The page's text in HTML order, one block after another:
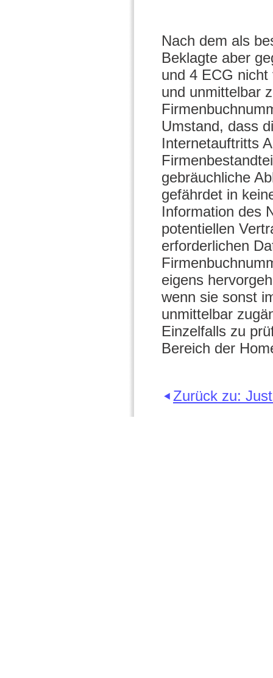
Nach dem als
Beklagte aber
und 4 ECG
und unmittelbar
Umstand, dass
Internetauftritts
gebräuchliche
gefährdet in
Information des
potentiellen
erforderlichen
eigens
wenn sie sonst
unmittelbar
Einzelfalls zu
Bereich der
Zurück zu: